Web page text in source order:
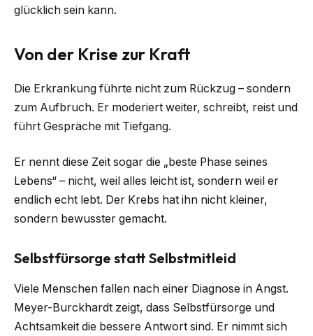
glücklich sein kann.
Von der Krise zur Kraft
Die Erkrankung führte nicht zum Rückzug – sondern
zum Aufbruch. Er moderiert weiter, schreibt, reist und
führt Gespräche mit Tiefgang.
Er nennt diese Zeit sogar die „beste Phase seines
Lebens“ – nicht, weil alles leicht ist, sondern weil er
endlich echt lebt. Der Krebs hat ihn nicht kleiner,
sondern bewusster gemacht.
Selbstfürsorge statt Selbstmitleid
Viele Menschen fallen nach einer Diagnose in Angst.
Meyer-Burckhardt zeigt, dass Selbstfürsorge und
Achtsamkeit die bessere Antwort sind. Er nimmt sich